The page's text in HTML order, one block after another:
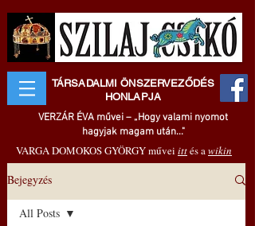
TÁRSADALMI ÖNSZERVEZŐDÉS
HONLAPJA
VERZÁR ÉVA művei – „Hogy valami nyomot
hagyjak magam után..."
VARGA DOMOKOS GYÖRGY művei ittés awikin
Bejegyzés
All Posts